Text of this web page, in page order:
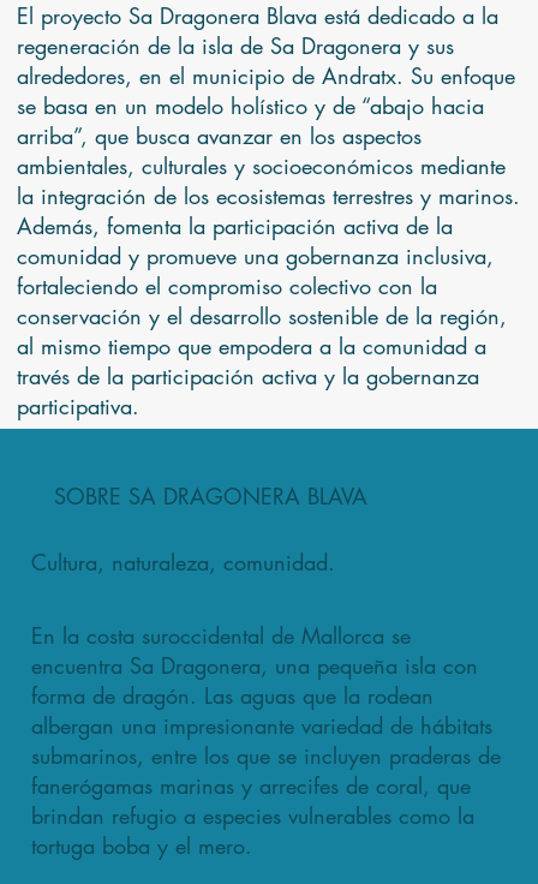
El proyecto Sa Dragonera Blava está dedicado a la
regeneración de la isla de Sa Dragonera y sus
alrededores, en el municipio de Andratx. Su enfoque
se basa en un modelo holístico y de “abajo hacia
arriba”, que busca avanzar en los aspectos
ambientales, culturales y socioeconómicos mediante
la integración de los ecosistemas terrestres y marinos.
Además, fomenta la participación activa de la
comunidad y promueve una gobernanza inclusiva,
fortaleciendo el compromiso colectivo con la
conservación y el desarrollo sostenible de la región,
al mismo tiempo que empodera a la comunidad a
través de la participación activa y la gobernanza
participativa.
SOBRE SA DRAGONERA BLAVA
Cultura, naturaleza, comunidad.
En la costa suroccidental de Mallorca se
encuentra Sa Dragonera, una pequeña isla con
forma de dragón. Las aguas que la rodean
albergan una impresionante variedad de hábitats
submarinos, entre los que se incluyen praderas de
fanerógamas marinas y arrecifes de coral, que
brindan refugio a especies vulnerables como la
tortuga boba y el mero.